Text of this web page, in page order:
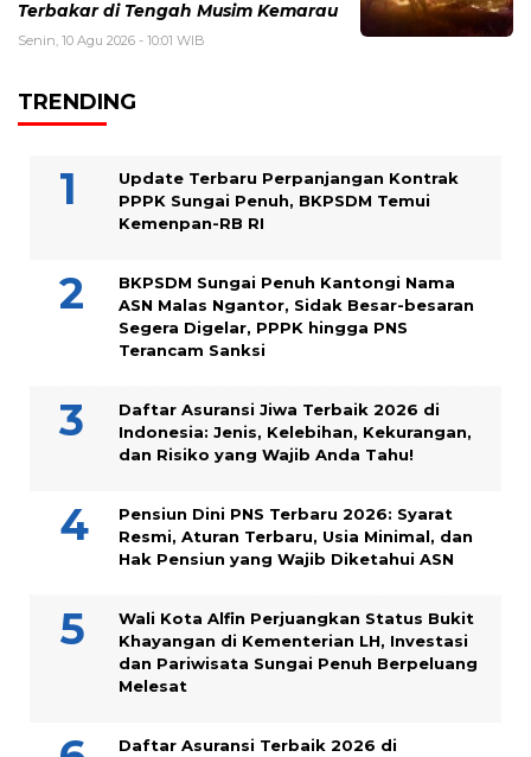
Terbakar di Tengah Musim Kemarau
Senin, 10 Agu 2026 - 10:01 WIB
TRENDING
Update Terbaru Perpanjangan Kontrak
PPPK Sungai Penuh, BKPSDM Temui
Kemenpan-RB RI
BKPSDM Sungai Penuh Kantongi Nama
ASN Malas Ngantor, Sidak Besar-besaran
Segera Digelar, PPPK hingga PNS
Terancam Sanksi
Daftar Asuransi Jiwa Terbaik 2026 di
Indonesia: Jenis, Kelebihan, Kekurangan,
dan Risiko yang Wajib Anda Tahu!
Pensiun Dini PNS Terbaru 2026: Syarat
Resmi, Aturan Terbaru, Usia Minimal, dan
Hak Pensiun yang Wajib Diketahui ASN
Wali Kota Alfin Perjuangkan Status Bukit
Khayangan di Kementerian LH, Investasi
dan Pariwisata Sungai Penuh Berpeluang
Melesat
Daftar Asuransi Terbaik 2026 di